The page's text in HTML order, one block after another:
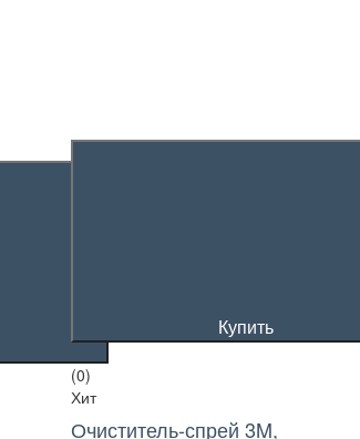
Купить
(0)
Хит
Очиститель-спрей 3M,